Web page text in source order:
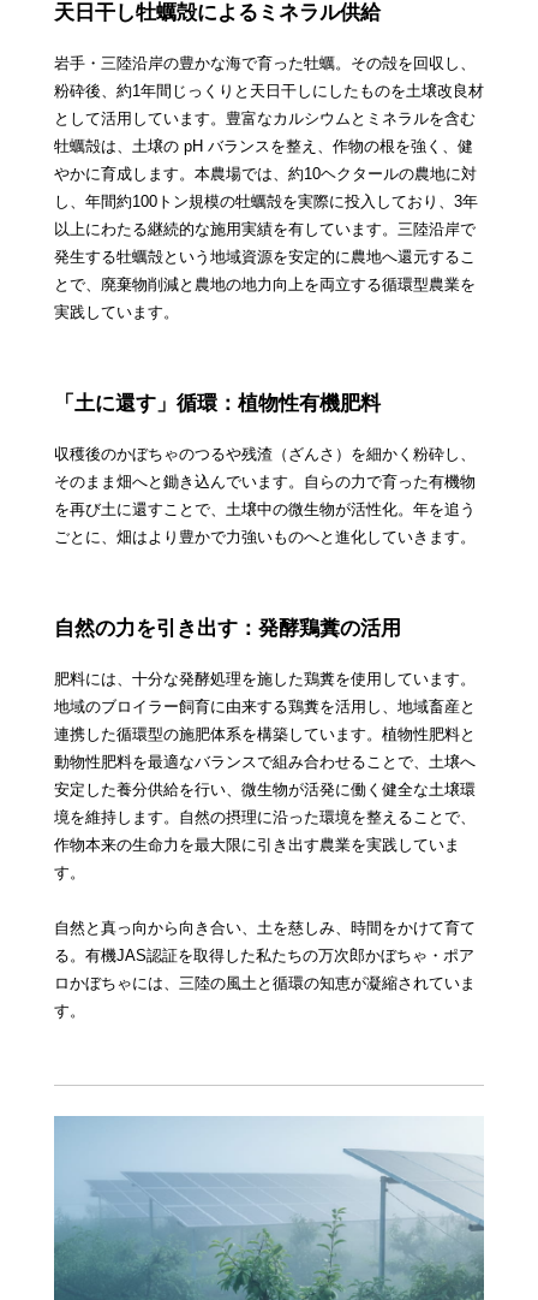
天日干し牡蠣殻によるミネラル供給
岩手・三陸沿岸の豊かな海で育った牡蠣。その殻を回収し、
粉砕後、約1年間じっくりと天日干しにしたものを土壌改良材
として活用しています。豊富なカルシウムとミネラルを含む
牡蠣殻は、土壌の pH バランスを整え、作物の根を強く、健
やかに育成します。本農場では、約10ヘクタールの農地に対
し、年間約100トン規模の牡蠣殻を実際に投入しており、3年
以上にわたる継続的な施用実績を有しています。三陸沿岸で
発生する牡蠣殻という地域資源を安定的に農地へ還元するこ
とで、廃棄物削減と農地の地力向上を両立する循環型農業を
実践しています。
「土に還す」循環：植物性有機肥料
収穫後のかぼちゃのつるや残渣（ざんさ）を細かく粉砕し、
そのまま畑へと鋤き込んでいます。自らの力で育った有機物
を再び土に還すことで、土壌中の微生物が活性化。年を追う
ごとに、畑はより豊かで力強いものへと進化していきます。
自然の力を引き出す：発酵鶏糞の活用
肥料には、十分な発酵処理を施した鶏糞を使用しています。
地域のブロイラー飼育に由来する鶏糞を活用し、地域畜産と
連携した循環型の施肥体系を構築しています。植物性肥料と
動物性肥料を最適なバランスで組み合わせることで、土壌へ
安定した養分供給を行い、微生物が活発に働く健全な土壌環
境を維持します。自然の摂理に沿った環境を整えることで、
作物本来の生命力を最大限に引き出す農業を実践していま
す。
自然と真っ向から向き合い、土を慈しみ、時間をかけて育て
る。有機JAS認証を取得した私たちの万次郎かぼちゃ・ポア
ロかぼちゃには、三陸の風土と循環の知恵が凝縮されていま
す。